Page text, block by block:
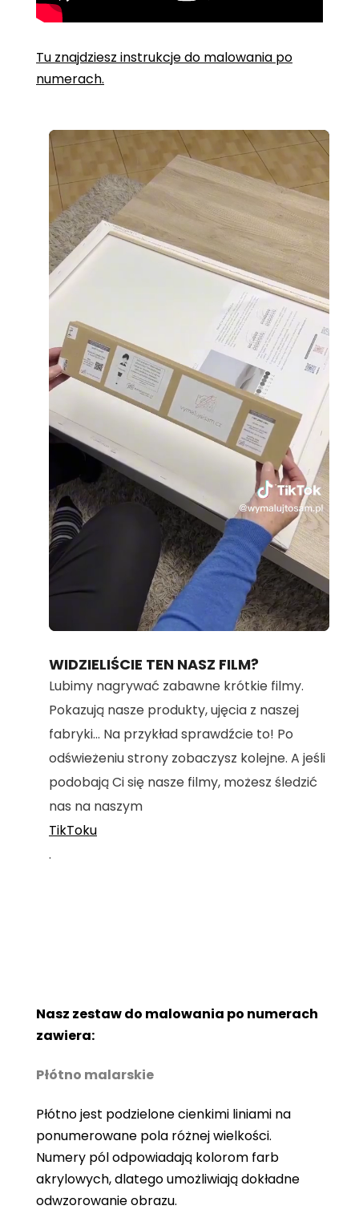
Tu znajdziesz instrukcje do malowania po
numerach.
Loaded:
70.36%
WIDZIELIŚCIE TEN NASZ FILM?
Lubimy nagrywać zabawne krótkie filmy.
Pokazują nasze produkty, ujęcia z naszej
fabryki... Na przykład sprawdźcie to! Po
odświeżeniu strony zobaczysz kolejne. A jeśli
podobają Ci się nasze filmy, możesz śledzić
nas na naszym
TikToku
.
Nasz zestaw do malowania po numerach
zawiera:
Płótno malarskie
Płótno jest podzielone cienkimi liniami na
ponumerowane pola różnej wielkości.
Numery pól odpowiadają kolorom farb
akrylowych, dlatego umożliwiają dokładne
odwzorowanie obrazu.